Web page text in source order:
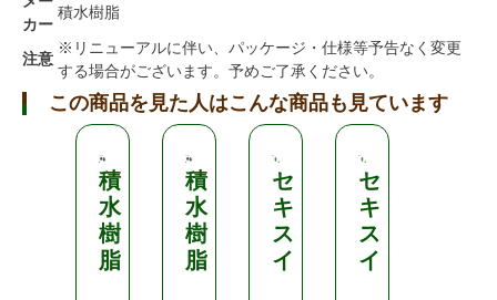
カー
積水樹脂
注意
※リニューアルに伴い、パッケージ・仕様等予告なく変更
する場合がございます。予めご了承ください。
この商品を見た人はこんな商品も見ています
積
水
樹
脂
積
水
樹
脂
セ
キ
ス
イ
セ
キ
ス
イ